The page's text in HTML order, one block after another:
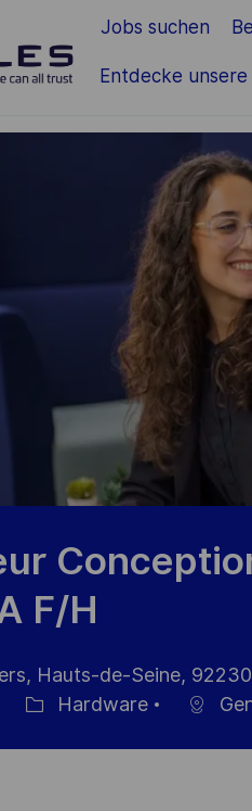
Jobs suchen
Entdecke
F/H
Hauts-de-Seine, 92230
Hardware